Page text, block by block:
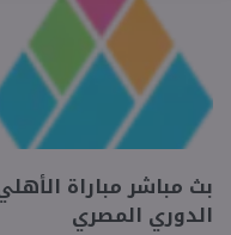
بث مباشر مباراة
الدوري المصري